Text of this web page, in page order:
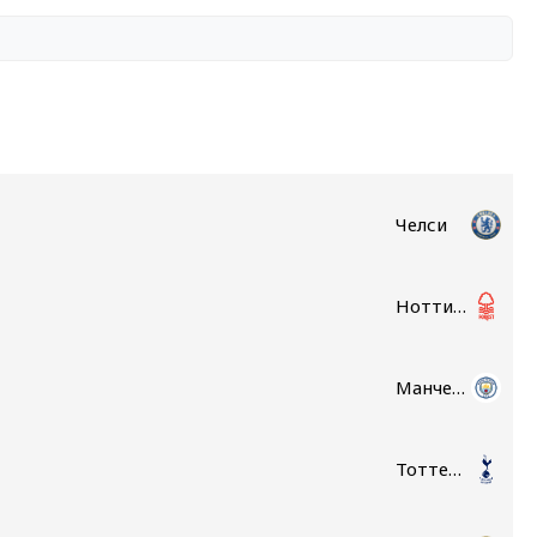
Челси
Ноттингем Форест
Манчестер Сити
Тоттенхэм